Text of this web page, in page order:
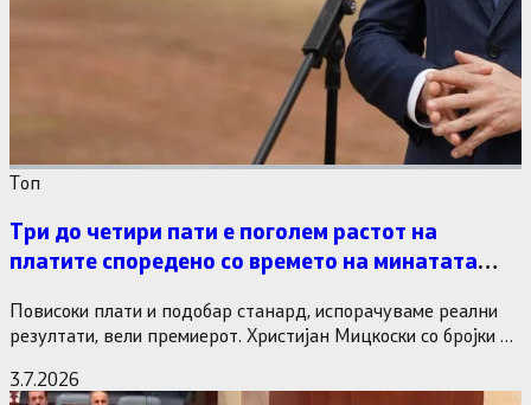
Tоп
Три до четири пати е поголем растот на
платите споредено со времето на минатата
Повисоки плати и подобар станард, испорачуваме реални
резултати, вели премиерот. Христијан Мицкоски со бројки и
3.7.2026